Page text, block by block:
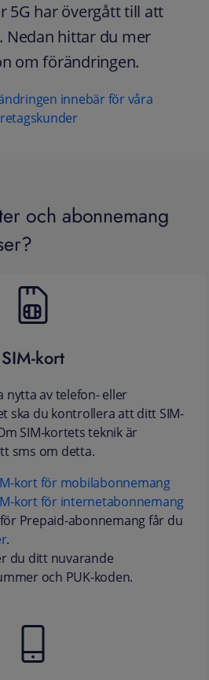
5G har övergått till att
Nedan hittar du mer
om förändringen.
innebär för våra
och abonnemang
SIM-kort
nytta av telefon- eller
ska du kontrollera att ditt SIM-
SIM-kortets teknik är
sms om detta.
kort för mobilabonnemang
kort för internetabonnemang
Prepaid-abonnemang får du
.
du ditt nuvarande
och PUK-koden.